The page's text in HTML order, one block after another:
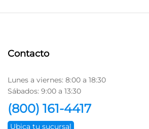
Contacto
Lunes a viernes: 8:00 a 18:30
Sábados: 9:00 a 13:30
(800) 161-4417
Ubica tu sucursal